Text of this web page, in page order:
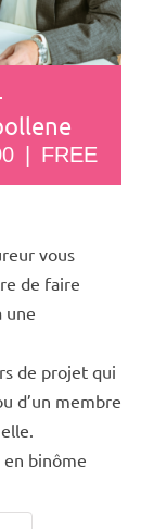
FREE
vous
de faire
une
de projet qui
d’un membre
en binôme